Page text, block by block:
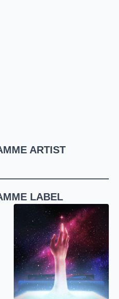
ARTIST
LABEL